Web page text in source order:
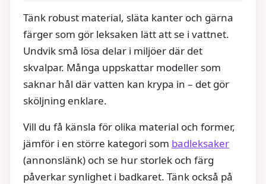
Tänk robust material, släta kanter och gärna
färger som gör leksaken lätt att se i vattnet.
Undvik små lösa delar i miljöer där det
skvalpar. Många uppskattar modeller som
saknar hål där vatten kan krypa in – det gör
sköljning enklare.
Vill du få känsla för olika material och former,
jämför i en större kategori som badleksaker
(annonslänk) och se hur storlek och färg
påverkar synlighet i badkaret. Tänk också på